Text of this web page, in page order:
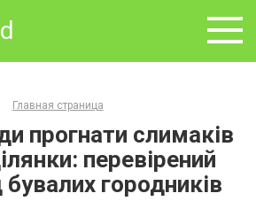
Главная страница
прогнати слимаків
перевірений
городників